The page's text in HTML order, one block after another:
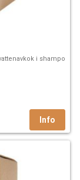
i shampo